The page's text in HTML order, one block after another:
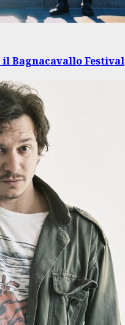
Bagnacavallo Festival